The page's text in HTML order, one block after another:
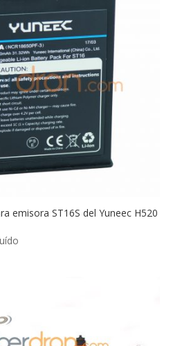
emisora ST16S del Yuneec H520